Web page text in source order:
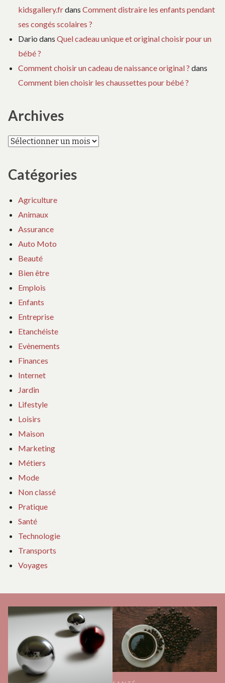
kidsgallery.frdans Comment distraire les enfants pendant
ses congés scolaires ?
Dario dans Quel cadeau unique et original choisir pour un
bébé ?
Comment choisir un cadeau de naissance original ? dans
Comment bien choisir les chaussettes pour bébé ?
Archives
Archives
Catégories
Agriculture
Animaux
Assurance
Auto Moto
Beauté
Bien être
Emplois
Enfants
Entreprise
Etanchéiste
Evènements
Finances
Internet
Jardin
Lifestyle
Loisirs
Maison
Marketing
Métiers
Mode
Non classé
Pratique
Santé
Technologie
Transports
Voyages